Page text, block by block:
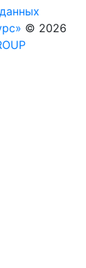
© 2026